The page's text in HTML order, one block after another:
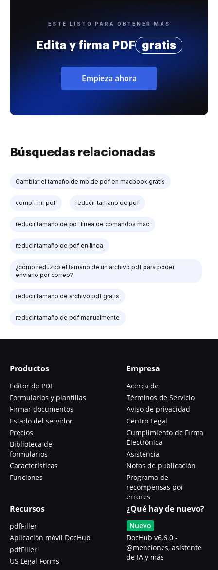
ESTÉ LISTO PARA OBTENER MÁS
Edita y firma PDF gratis
Empieza ahora
Búsquedas relacionadas
Cambiar el tamaño de mb de pdf en macbook gratis
comprimir pdf reducir tamaño de pdf
reducir tamaño de pdf línea de comandos mac
reducir tamaño de pdf en línea
¿cómo reduzco el tamaño de un archivo pdf para poder
enviarlo por correo?
reducir tamaño de archivo pdf gratis
reducir tamaño de pdf manualmente
Productos
Editor de PDF
Formularios y plantillas
Firmar documentos
Estado del servidor
Precios
Biblioteca de
formularios
Características
Funciones
Empresa
Acerca de
Términos de Servicio
Aviso de privacidad
Centro Legal
Cumplimiento de Firma
Electrónica
Asistencia
Notas de publicación
Programa de
recompensas por
errores
Recursos
pdfFiller
Aplicación móvil DocHub
pdfFiller
US Legal Forms
¿Qué hay de nuevo?
Nuevo
DocHub v6.6.0 -
@menciones, asistente
de IA y más